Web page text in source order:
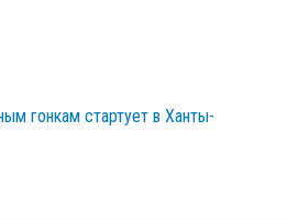
гонкам стартует в Ханты-